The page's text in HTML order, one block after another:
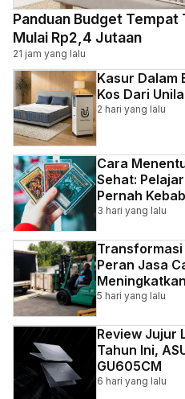
Panduan Budget Tempat
Mulai Rp2,4 Jutaan
21 jam yang lalu
Kasur Dalam
Kos Dari
2 hari yang lalu
Cara
Sehat:
Pernah
3 hari yang lalu
Transformasi
Peran Jasa
Indonesia
5 hari yang lalu
Review Jujur
Tahun Ini,
GU605CM
6 hari yang lalu